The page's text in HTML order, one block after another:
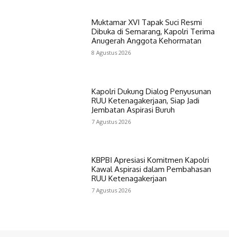
Muktamar XVI Tapak Suci Resmi
Dibuka di Semarang, Kapolri Terima
Anugerah Anggota Kehormatan
8 Agustus 2026
Kapolri Dukung Dialog Penyusunan
RUU Ketenagakerjaan, Siap Jadi
Jembatan Aspirasi Buruh
7 Agustus 2026
KBPBI Apresiasi Komitmen Kapolri
Kawal Aspirasi dalam Pembahasan
RUU Ketenagakerjaan
7 Agustus 2026